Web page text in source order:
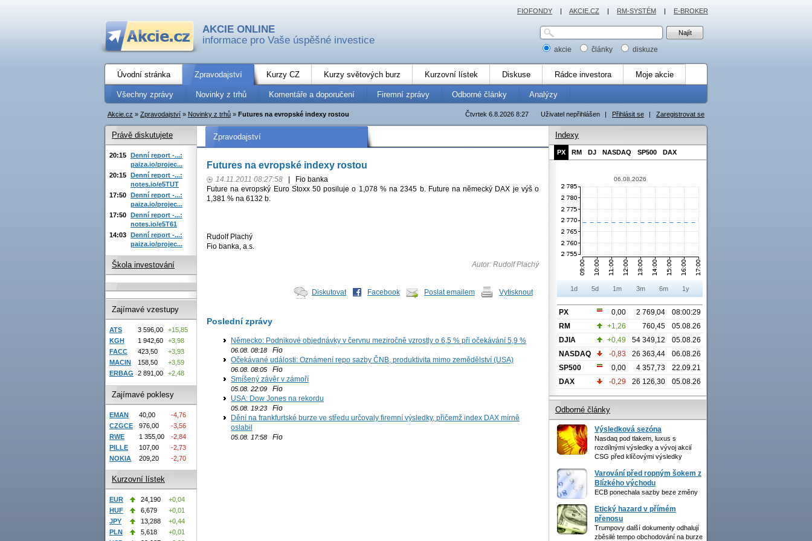
AKCIE ONLINE
informace pro Vaše úspěšné investice
akcie články diskuze
Úvodní stránka Zpravodajství Kurzy CZ Kurzy světových burz Kurzovní lístek Diskuse Rádce investora Moje akcie
Všechny zprávy Novinky z trhů Komentáře a doporučení Firemní zprávy Odborné články Analýzy
Uživatel nepřihlášen | Přihlásit se | Zaregistrovat se
Čtvrtek 6.8.2026 8:27
Akcie.cz » Zpravodajství » Novinky z trhů » Futures na evropské indexy rostou
Zpravodajství
Futures na evropské indexy rostou
14.11.2011 08:27:58
Fio banka
Future na evropský Euro Stoxx 50 posiluje o 1,078 % na 2345 b. Future na německý DAX je výš o
1,381 % na 6132 b.
Rudolf Plachý
Fio banka, a.s.
Autor: Rudolf Plachý
Diskutovat Facebook Poslat emailem Vytisknout
Poslední zprávy
Německo: Podnikové objednávky v červnu meziročně vzrostly o 6,5 % při očekávání 5,9 %
06.08. 08:18 Fio
Očekávané události: Oznámení repo sazby ČNB, produktivita mimo zemědělství (USA)
06.08. 08:05 Fio
Smíšený závěr v zámoří
05.08. 22:09 Fio
USA: Dow Jones na rekordu
05.08. 19:23 Fio
Dění na frankfurtské burze ve středu určovaly firemní výsledky, přičemž index DAX mírně
oslabil
05.08. 17:58 Fio
Právě diskutujete
20:15 Denní report -...:
paiza.io/projec...
20:15 Denní report -...:
notes.io/e5TUT
17:50 Denní report -...:
paiza.io/projec...
17:50 Denní report -...:
notes.io/e5T61
14:03 Denní report -...:
paiza.io/projec...
Škola investování
Zajímavé vzestupy
ATS 3 596,00
+15,85
KGH
1 942,60
+3,98
FACC
423,50
+3,93
MACIN
158,50
+3,59
ERBAG
2 891,00 +2,48
Zajímavé poklesy
EMAN 40,00
-4,76
CZGCE
976,00
-3,56
RWE
1 355,00
-2,84
PILLE
107,00
-2,73
NOKIA
209,20 -2,70
Kurzovní lístek
EUR 24,190
+0,04
HUF
6,679
+0,01
JPY
13,288
+0,44
PLN
5,618
+0,01
Indexy
PX RM DJ NASDAQ SP500 DAX
06.08.2026
1d 5d 1m 3m 6m 1y
PX 0,00 2 769,04
08:00:29
RM
+1,26 760,45
05.08.26
DJIA
+0,49 54 349,12
05.08.26
NASDAQ
-0,83 26 363,44
06.08.26
SP500
0,00 4 357,73
22.09.21
DAX
-0,29 26 126,30 05.08.26
Odborné články
Výsledková sezóna
Nasdaq pod tlakem, luxus s
rozdílnými výsledky a vývoj akcií
CSG před klíčovými výsledky
Varování před ropným šokem z
Blízkého východu
ECB ponechala sazby beze změny
Etický hazard v přímém
přenosu
Trumpovy další dokumenty odhalují
zběsilé tempo obchodování na burze
FIOFONDY | AKCIE.CZ | RM-SYSTÉM | E-BROKER